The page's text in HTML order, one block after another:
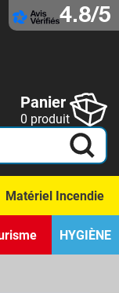
4.8/5
Panier
0 produit
Matériel Incendie
HYGIÈNE